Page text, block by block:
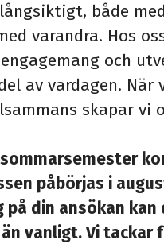
både
varandra. Hos
och
av vardagen. När
skapar vi
påbörjas i
på din ansökan kan
vanligt. Vi tackar